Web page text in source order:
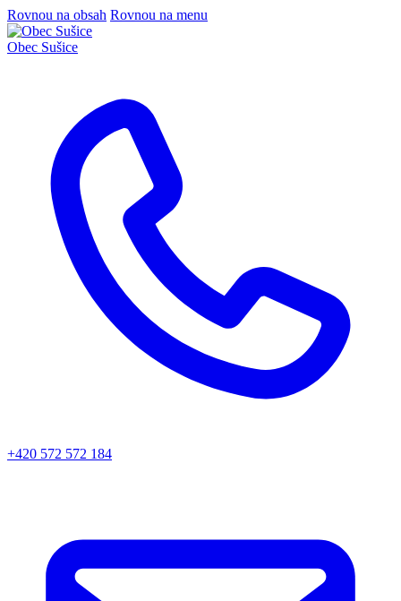
Rovnou na obsah Rovnou na menu
Obec Sušice
+420 572 572 184